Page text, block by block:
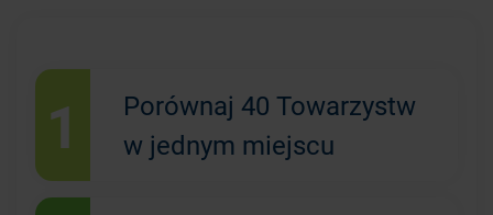
1
Porównaj 40 Towarzystw
w jednym miejscu